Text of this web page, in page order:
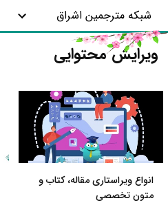
شبکه مترجمین اشراق
ویرایش محتوایی
انواع ویراستاری مقاله، کتاب و
متون تخصصی